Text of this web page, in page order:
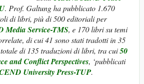
. Prof. Galtung ha pubblicato 1.670
di libri, più di 500 editoriali per
Media Service-TMS, e 170 libri su temi
di cui 41 sono stati tradotti in 35
di 135 traduzioni di libri, tra cui50
and Conflict Perspectives, ‘pubblicati
University Press-TUP.